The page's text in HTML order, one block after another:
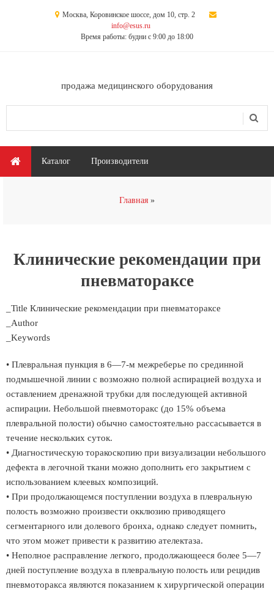
Москва, Коровинское шоссе, дом 10, стр. 2
info@esus.ru
Время работы: будни с 9:00 до 18:00
продажа медицинского оборудования
Главное меню
Каталог Производители
Главная
Клинические рекомендации при
пневматораксе
_Title Клинические рекомендации при пневматораксе
_Author
_Keywords
• Плевральная пункция в 6—7-м межреберье по срединной
подмышечной линии с возможно полной аспирацией воздуха и
оставлением дренажной трубки для последующей активной
аспирации. Небольшой пневмоторакс (до 15% объема
плевральной полости) обычно самостоятельно рассасывается в
течение нескольких суток.
• Диагностическую торакоскопию при визуализации небольшого
дефекта в легочной ткани можно дополнить его закрытием с
использованием клеевых композиций.
• При продолжающемся поступлении воздуха в плевральную
полость возможно произвести окклюзию приводящего
сегментарного или долевого бронха, однако следует помнить,
что этом может привести к развитию ателектаза.
• Неполное расправление легкого, продолжающееся более 5—7
дней поступление воздуха в плевральную полость или рецидив
пневмоторакса являются показанием к хирургической операции